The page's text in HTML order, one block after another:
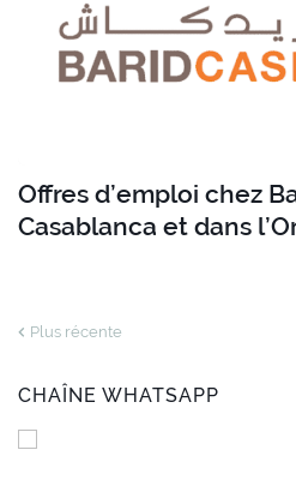
Offres d’emploi chez
Casablanca et dans
Plus récente
CHAÎNE WHATSAPP